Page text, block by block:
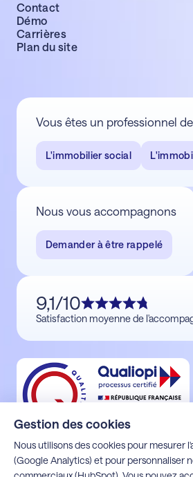
Contact
Démo
Carrières
Plan du site
Vous êtes un professionnel de
L'immobilier social
Nous vous accompagnons
Demander à être rappelé
9,1/10
Satisfaction moyenne de
Gestion des cookies
Nous utilisons des cookies pour mesurer
(Google Analytics) et pour personnaliser